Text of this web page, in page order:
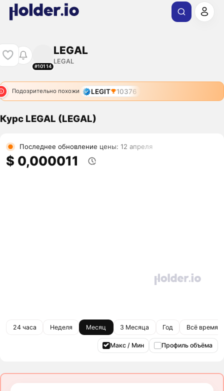
#10114
LEGAL
LEGAL
Подозрительно похожи LEGIT 10376
Курс LEGAL (LEGAL)
Последнее обновление цены: 12 апреля
$ 0,000011
24 часа Неделя Месяц 3 Месяца Год Всё время
Макс / Мин Профиль объёма